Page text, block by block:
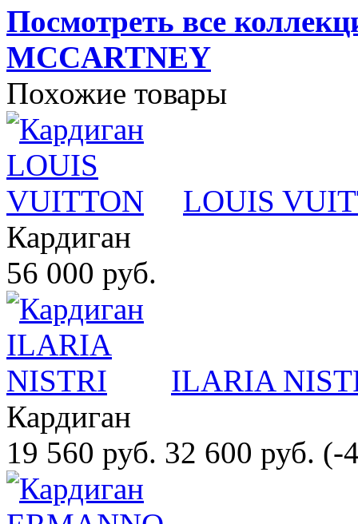
Посмотреть все
MCCARTNEY
Похожие товары
LOUIS
Кардиган
56 000 руб.
ILARIA
Кардиган
19 560 руб. 32 600 руб. (-